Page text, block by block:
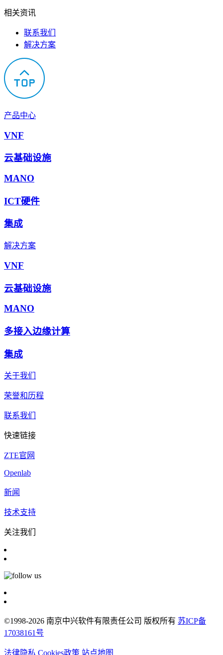
相关资讯
联系我们
解决方案
产品中心
VNF
云基础设施
MANO
ICT硬件
集成
解决方案
VNF
云基础设施
MANO
多接入边缘计算
集成
关于我们
荣誉和历程
联系我们
快速链接
ZTE官网
Openlab
新闻
技术支持
关注我们
©1998-2026 南京中兴软件有限责任公司 版权所有 苏ICP备
17038161号
法律隐私 Cookies政策 站点地图